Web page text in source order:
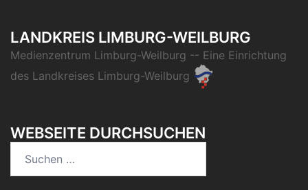
LANDKREIS LIMBURG-WEILBURG
Medienzentrum Limburg-Weilburg -- Eine Einrichtung
des Landkreises Limburg-Weilburg
WEBSEITE DURCHSUCHEN
nach: